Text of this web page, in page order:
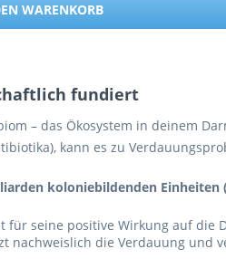
WARENKORB
fundiert
– das Ökosystem in deinem
kann es zu
koloniebildenden Einheiten
für seine positive Wirkung auf die
nachweislich die Verdauung und